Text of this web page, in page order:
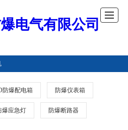
电气有限公司
防爆配电箱 防爆仪表箱
爆应急灯 防爆断路器